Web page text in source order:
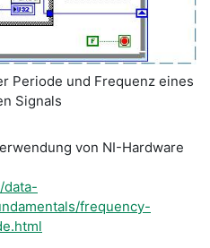
Periode und Frequenz eines
Signals
von NI-Hardware
data-
frequency-